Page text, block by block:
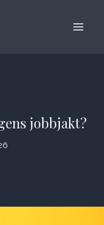
jobbjakt?